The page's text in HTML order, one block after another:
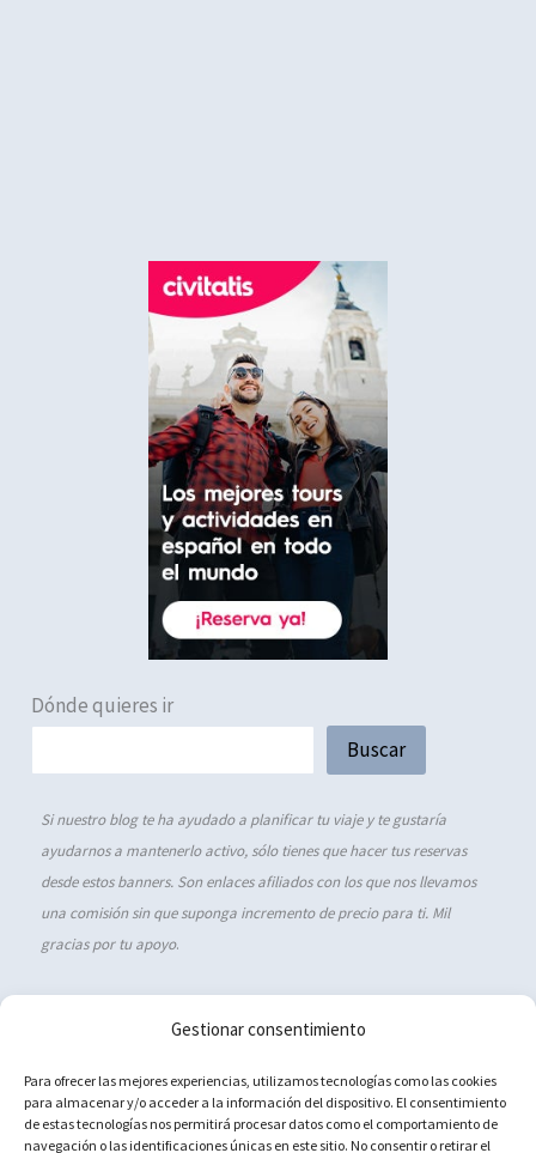
Gestionar consentimiento
Para ofrecer las mejores experiencias, utilizamos tecnologías como las cookies
para almacenar y/o acceder a la información del dispositivo. El consentimiento
de estas tecnologías nos permitirá procesar datos como el comportamiento de
navegación o las identificaciones únicas en este sitio. No consentir o retirar el
Dónde quieres ir
Buscar
Si nuestro blog te ha ayudado a planificar tu viaje y te gustaría
ayudarnos a mantenerlo activo, sólo tienes que hacer tus reservas
desde estos banners. Son enlaces afiliados con los que nos llevamos
una comisión sin que suponga incremento de precio para ti. Mil
gracias por tu apoyo.
Política de cookies (UE)
Aviso Legal